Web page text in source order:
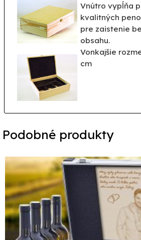
Vnútro vypĺňa
kvalitných
pre zaistenie
obsahu.
Vonkajšie
cm
Podobné produkty